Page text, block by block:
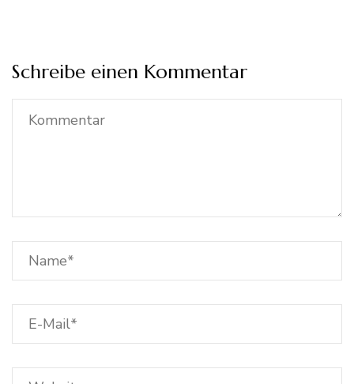
Schreibe einen Kommentar